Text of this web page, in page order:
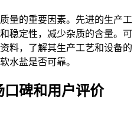
量的重要因素。先进的生产工
稳定性，减少杂质的含量。可
料，了解其生产工艺和设备的
水盐是否可靠。
口碑和用户评价